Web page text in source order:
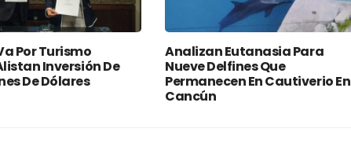
Por Turismo
Inversión De
De Dólares
Analizan Eutanasia Para
Nueve Delfines Que
Permanecen En Cautiverio En
Cancún